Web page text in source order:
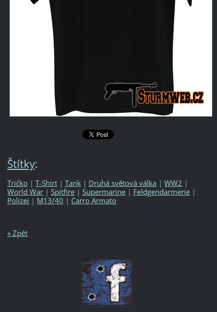
Štítky:
Tričko | T-Shirt | Tank | Druhá světová válka | WW2 |
World War | Spitfire | Supermarine | Feldgendarmerie |
Polizei | M13/40 | Carro Armato
« Zpět